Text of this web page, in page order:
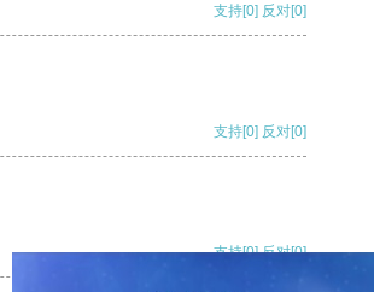
支持[0] 反对[0]
支持[0] 反对[0]
支持[0] 反对[0]